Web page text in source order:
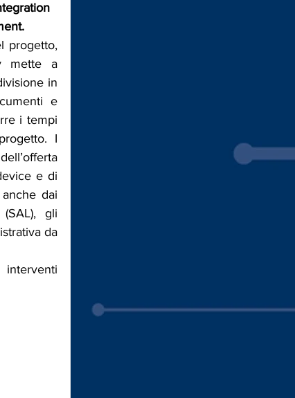
progetto,
mette a
in
e
i tempi
I
e di
dai
gli
da
interventi